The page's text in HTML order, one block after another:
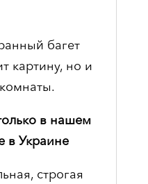
багет
картину, но и
в нашем
в Украине
строгая